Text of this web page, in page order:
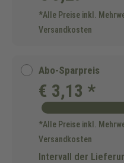
*Alle Preise inkl.
Versandkosten
Abo-Sparpreis
€ 3,13 *
*Alle Preise inkl.
Versandkosten
Intervall der